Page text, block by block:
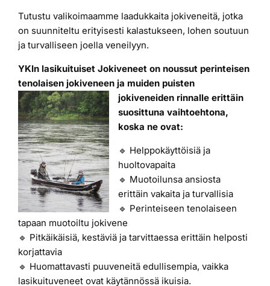
Laiturit
Rahoitus
Asiakaskokemuksia
Tutustu valikoimaamme laadukkaita jokiveneitä, jotka
on suunniteltu erityisesti kalastukseen, lohen soutuun
ja turvalliseen joella veneilyyn.
YKIn lasikuituiset Jokiveneet on noussut perinteisen
tenolaisen jokiveneen ja muiden puisten
jokiveneiden rinnalle erittäin
suosittuna vaihtoehtona,
koska ne ovat:
🔹 Helppokäyttöisiä ja
huoltovapaita
🔹 Muotoilunsa ansiosta
erittäin vakaita ja turvallisia
🔹 Perinteiseen tenolaiseen
tapaan muotoiltu jokivene
🔹 Pitkäikäisiä, kestäviä ja tarvittaessa erittäin helposti
korjattavia
🔹 Huomattavasti puuveneitä edullisempia, vaikka
lasikuituveneet ovat käytännössä ikuisia.